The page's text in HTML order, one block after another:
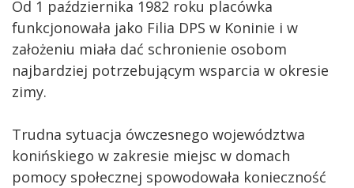
Od 1 października 1982 roku placówka
funkcjonowała jako Filia DPS w Koninie i w
założeniu miała dać schronienie osobom
najbardziej potrzebującym wsparcia w okresie
zimy.
Trudna sytuacja ówczesnego województwa
konińskiego w zakresie miejsc w domach
pomocy społecznej spowodowała konieczność